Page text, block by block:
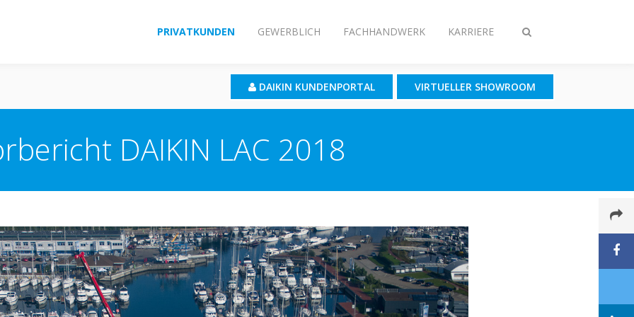
Suche
PRIVATKUNDEN GEWERBLICH FACHHANDWERK KARRIERE
DAIKIN KUNDENPORTAL VIRTUELLER SHOWROOM
DAIKIN LAC 2018